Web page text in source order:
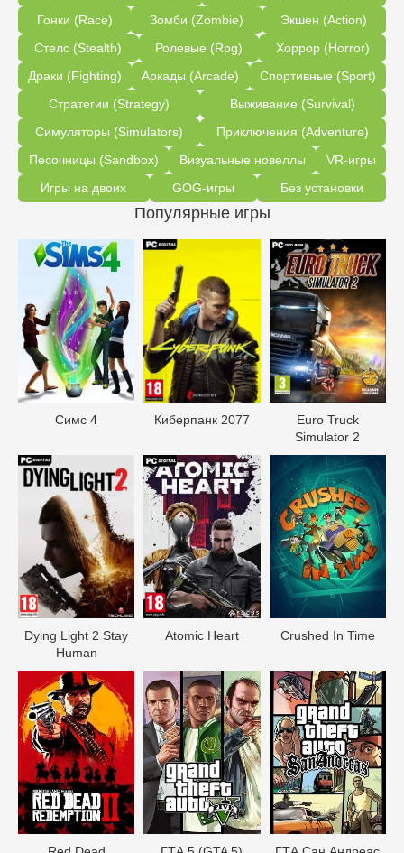
Гонки (Race)
Зомби (Zombie)
Экшен (Action)
Стелс (Stealth)
Ролевые (Rpg)
Хоррор (Horror)
Драки (Fighting)
Аркады (Arcade)
Спортивные (Sport)
Стратегии (Strategy)
Выживание (Survival)
Симуляторы (Simulators)
Приключения (Adventure)
Песочницы (Sandbox)
Визуальные новеллы
VR-игры
Игры на двоих
GOG-игры Без установки
Популярные игры
Симс 4 Киберпанк 2077
Euro Truck
Simulator 2
Dying Light 2 Stay
Human
Atomic Heart Crushed In Time